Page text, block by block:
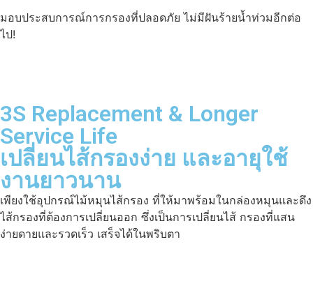
มอบประสบการณ์การกรองที่ปลอดภัย ไม่มีฝันร้ายน้ำท่วมอีกต่อ
ไป!
3S Replacement & Longer
Service Life
เปลี่ยนไส้กรองง่าย และอายุใช้
งานยาวนาน
เพียงใช้อุปกรณ์ไม้หมุนไส้กรอง ที่ให้มาพร้อมในกล่องหมุนและดึง
ไส้กรองที่ต้องการเปลี่ยนออก ซึ่งเป็นการเปลี่ยนไส้ กรองที่แสน
ง่ายดายและรวดเร็ว เสร็จได้ในพริบตา